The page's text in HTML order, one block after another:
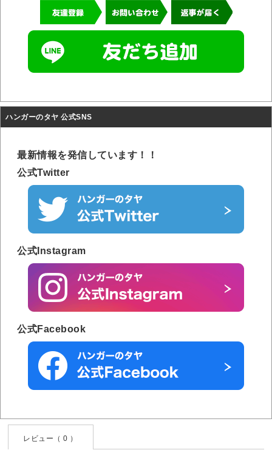
ハンガーのタヤ 公式SNS
最新情報を発信しています！！
公式Twitter
公式Instagram
公式Facebook
レビュー（ 0 ）